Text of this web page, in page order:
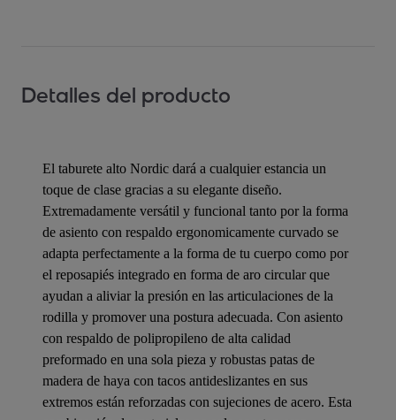
Detalles del producto
El taburete alto Nordic dará a cualquier estancia un
toque de clase gracias a su elegante diseño.
Extremadamente versátil y funcional tanto por la forma
de asiento con respaldo ergonomicamente curvado se
adapta perfectamente a la forma de tu cuerpo como por
el reposapiés integrado en forma de aro circular que
ayudan a aliviar la presión en las articulaciones de la
rodilla y promover una postura adecuada. Con asiento
con respaldo de polipropileno de alta calidad
preformado en una sola pieza y robustas patas de
madera de haya con tacos antideslizantes en sus
extremos están reforzadas con sujeciones de acero. Esta